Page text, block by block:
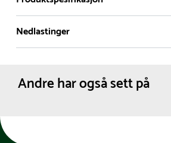
- Leveringstid på lagerførte varer er
- Leveringstid på spesialvarer og
Kontakt gjerne kundeservice for å få
leveringstid.
kontakte deg via e-post eller telefon,
Materiale:
Polyester
Rød
Nedlastinger
Andre har også sett på